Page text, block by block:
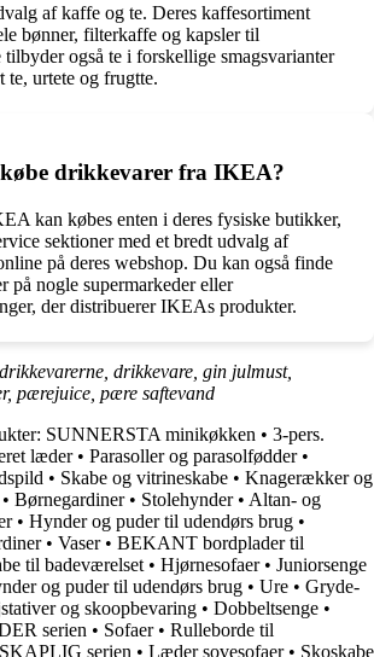
af kaffe og te. Deres kaffesortiment
bønner, filterkaffe og kapsler til
også te i forskellige smagsvarianter
te, urtete og frugtte.
drikkevarer fra IKEA?
kan købes enten i deres fysiske butikker,
sektioner med et bredt udvalg af
på deres webshop. Du kan også finde
på nogle supermarkeder eller
der distribuerer IKEAs produkter.
drikkevare, gin julmust,
pærejuice, pære saftevand
SUNNERSTA minikøkken • 3-pers.
læder• Parasoller og parasolfødder•
• Skabe og vitrineskabe • Knagerækker og
Børnegardiner• Stolehynder• Altan- og
• Hynder og puder til udendørs brug •
• Vaser• BEKANT bordplader til
til badeværelset • Hjørnesofaer• Juniorsenge
og puder til udendørs brug • Ure • Gryde-
og skoopbevaring • Dobbeltsenge •
serien • Sofaer• Rulleborde til
serien • Læder sovesofaer• Skoskabe